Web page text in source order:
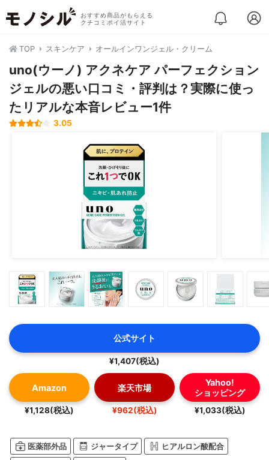
おすすめ商品がもらえる
クチコミポイ活サイト
TOP スキンケア オールインワンジェル・クリーム
uno(ウーノ) アクネケア パーフェクション
ジェルの悪い口コミ・評判は？実際に使っ
たリアルな本音レビュー1件
3.05
公式サイト
¥1,407(税込)
Amazon
¥1,128(税込)
楽天市場
¥962(税込)
Yahoo!
ショッピング
¥1,033(税込)
医薬部外品 ジャータイプ ヒアルロン酸配合